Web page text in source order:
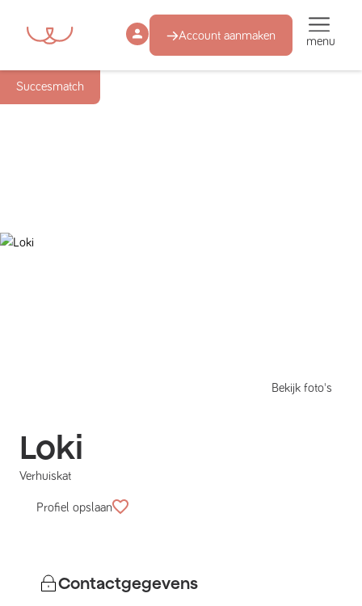
Account aanmaken menu
Succesmatch
Bekijk foto's
Loki
Verhuiskat
Profiel opslaan
Contactgegevens